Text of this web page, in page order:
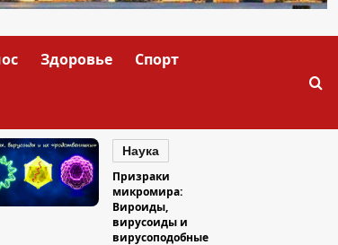
Здоровье Спорт
Наука
Призраки
микромира:
Вироиды,
вирусоиды и
вирусоподобные